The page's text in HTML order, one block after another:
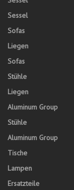
Sessel
Sofas
Liegen
Sofas
Stühle
Liegen
Aluminum Group
Stühle
Aluminum Group
Tische
Lampen
Ersatzteile